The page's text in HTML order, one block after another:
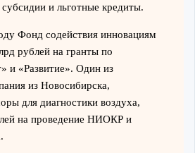
и льготные кредиты.
Фонд содействия инновациям
рублей на гранты по
и «Развитие». Один из
из Новосибирска,
для диагностики воздуха,
на проведение НИОКР и